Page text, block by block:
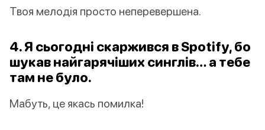
Твоя мелодія просто неперевершена.
4. Я сьогодні скаржився в Spotify, бо
шукав найгарячіших синглів… а тебе
там не було.
Мабуть, це якась помилка!